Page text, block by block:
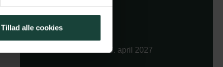
Tillad alle cookies
Køb billet
26. april 2027